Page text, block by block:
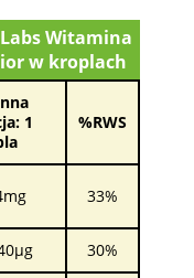
Witamina
w kroplach
1
%RWS
33%
30%